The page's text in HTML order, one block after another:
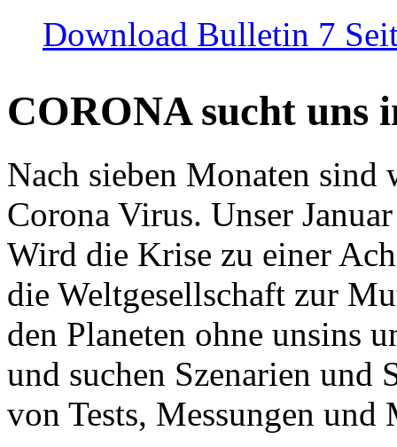
Download Bulletin 7
CORONA sucht uns
Nach sieben Monaten
Corona Virus. Unser
Wird die Krise zu einer
die Weltgesellschaft zur
den Planeten ohne unsins
und suchen Szenarien und
von Tests, Messungen und